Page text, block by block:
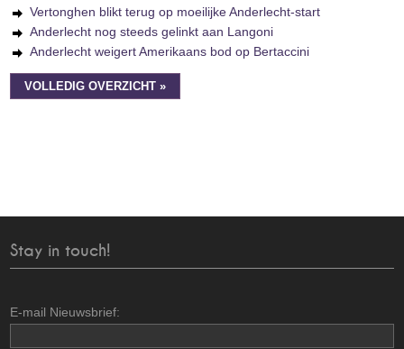
Vertonghen blikt terug op moeilijke Anderlecht-start
Anderlecht nog steeds gelinkt aan Langoni
Anderlecht weigert Amerikaans bod op Bertaccini
VOLLEDIG OVERZICHT »
Stay in touch!
E-mail Nieuwsbrief: